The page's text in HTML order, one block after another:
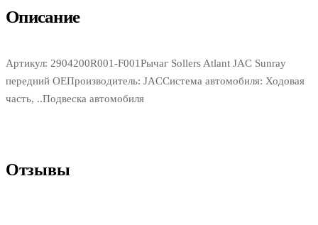
Описание
Артикул: 2904200R001-F001Рычаг Sollers Atlant JAC Sunray
передний OEПроизводитель: JACСистема автомобиля: Ходовая
часть, ..Подвеска автомобиля
Отзывы